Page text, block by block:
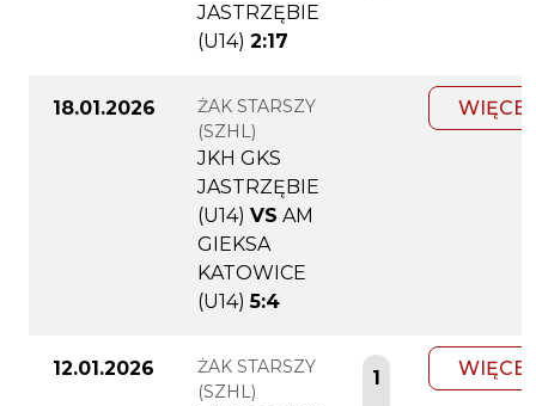
JASTRZĘBIE
(U14) 2:17
18.01.2026
ŻAK STARSZY
(SZHL)
JKH GKS
JASTRZĘBIE
(U14) VS AM
GIEKSA
KATOWICE
(U14) 5:4
WIĘCEJ
12.01.2026
ŻAK STARSZY
(SZHL)
1 WIĘCEJ